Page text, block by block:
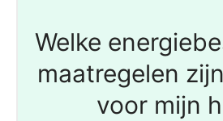
Welke
maatregelen
voor mijn